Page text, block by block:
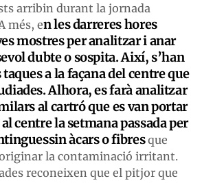
arribin durant la jornada
més, en les darreres hores
mostres per analitzar i anar
dubte o sospita. Així, s’han
a la façana del centre que
Alhora, es farà analitzar
al cartró que es van portar
centre la setmana passada per
àcars o fibresque
la contaminació irritant.
reconeixen que el pitjor que